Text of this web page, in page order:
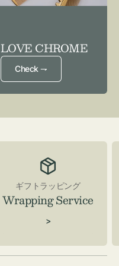
LOVE CHROME
Check ⇁
ギフトラッピング
Wrapping Service
>